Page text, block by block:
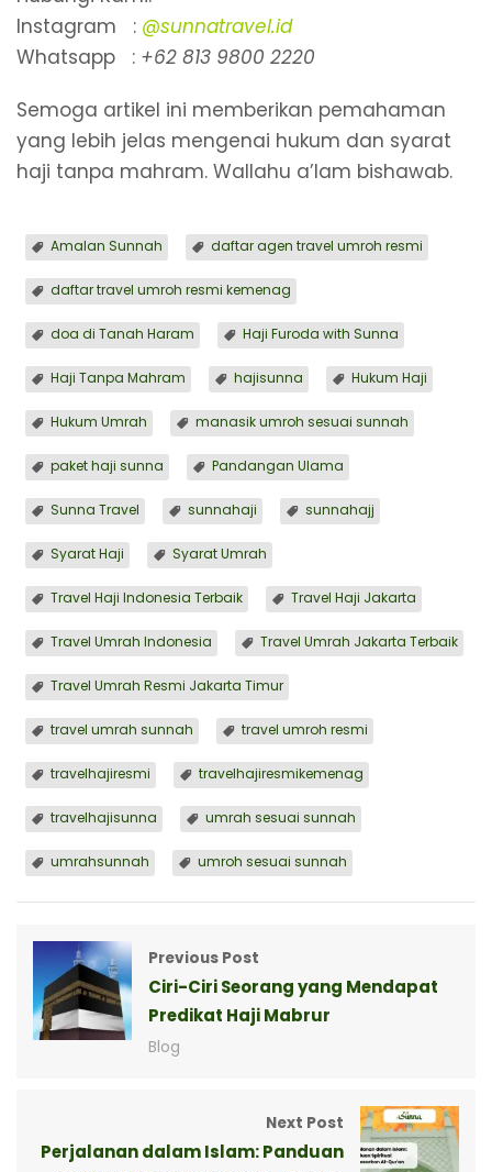
Instagram : @sunnatravel.id
Whatsapp : +62 813 9800 2220
Semoga artikel ini memberikan pemahaman
yang lebih jelas mengenai hukum dan syarat
haji tanpa mahram. Wallahu a’lam bishawab.
Amalan Sunnah ⁠daftar agen travel umroh resmi
daftar travel umroh resmi kemenag
doa di Tanah Haram Haji Furoda with Sunna
Haji Tanpa Mahram hajisunna Hukum Haji
Hukum Umrah manasik umroh sesuai sunnah
paket haji sunna Pandangan Ulama
Sunna Travel sunnahaji sunnahajj
Syarat Haji Syarat Umrah
Travel Haji Indonesia Terbaik Travel Haji Jakarta
Travel Umrah Indonesia Travel Umrah Jakarta Terbaik
Travel Umrah Resmi Jakarta Timur
travel umrah sunnah travel umroh resmi
travelhajiresmi travelhajiresmikemenag
travelhajisunna umrah sesuai sunnah
umrahsunnah umroh sesuai sunnah
Previous Post
Ciri-Ciri Seorang yang Mendapat
Predikat Haji Mabrur
Blog
Next Post
Perjalanan dalam Islam: Panduan